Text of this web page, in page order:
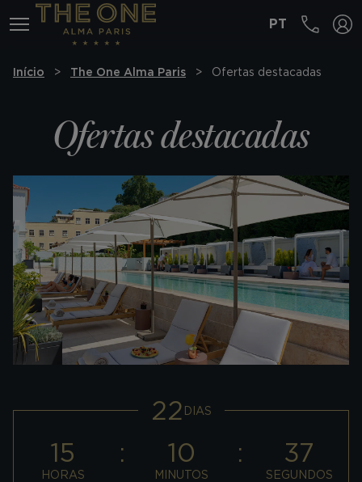
MENÚ PT
Início The One Alma Paris Ofertas destacadas
Ofertas destacadas
22 DIAS
15
HORAS
10
MINUTOS
37
SEGUNDOS